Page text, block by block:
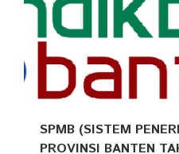
SPMB (SISTEM
PROVINSI BANTEN